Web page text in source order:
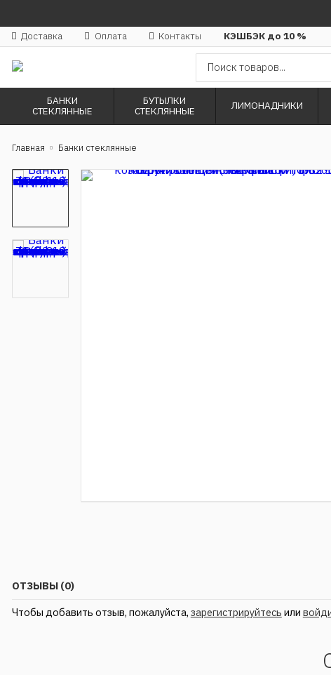
Доставка Оплата Контакты КЭШБЭК до 10 %
БАНКИ
СТЕКЛЯННЫЕ
БУТЫЛКИ
СТЕКЛЯННЫЕ
ЛИМОНАДНИКИ
Главная Банки стеклянные
ОТЗЫВЫ (0)
Чтобы добавить отзыв, пожалуйста, зарегистрируйтесь или